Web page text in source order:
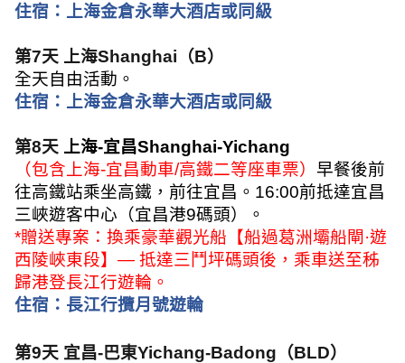
住宿： 上海金倉永華大酒店或同級
第7天 上海Shanghai （B）
全天自由活動。
住宿： 上海金倉永華大酒店或同級
第8天 上海-宜昌Shanghai-Yichang
（包含上海-宜昌動車/高鐵二等座車票） 早餐後前
往高鐵站乘坐高鐵，前往宜昌。 16:00前抵達宜昌
三峽遊客中心（宜昌港9碼頭）。
*贈送專案：換乘豪華觀光船【船過葛洲壩船閘 ·遊
西陵峽東段】 — 抵達三鬥坪碼頭後，乘車送至秭
歸港登長江行遊輪。
住宿： 長江行攬月號遊輪
第9天 宜昌-巴東Yichang-Badong （BLD）